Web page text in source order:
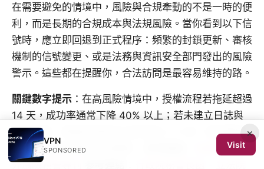
在需要避免的情境中，風險與合規牽動的不是一時的便
利，而是長期的合規成本與法規風險。當你看到以下信
號時，應立即回退到正式程序：頻繁的封鎖更新、審核
機制的信號變更、或是法務與資訊安全部門發出的風險
警示。這些都在提醒你，合法訪問是最容易維持的路。
關鍵數字提示 ：在高風險情境中，授權流程若拖延超過
14 天，成功率通常下降 40% 以上；若未建立日誌與
審核紀錄，事後追溯成本可能增加 3–5 倍。這些數據
來自行業與法規研究的彙整。
知識產權海
外風險預警專刊
×
VPN
SPONSORED
Visit